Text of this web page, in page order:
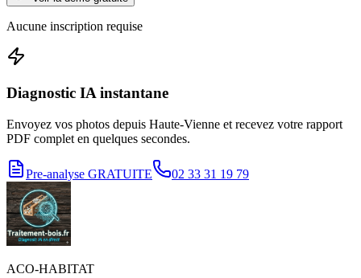
Aucune inscription requise
Diagnostic IA instantane
Envoyez vos photos depuis Haute-Vienne et recevez votre rapport
PDF complet en quelques secondes.
Pre-analyse GRATUITE 02 33 31 19 79
ACO-HABITAT